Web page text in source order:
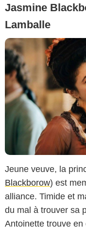
Jasmine
Lamballe
Jeune veuve, la
Blackborow) est
alliance. Timide et
du mal à trouver sa
Antoinette trouve
Copyright Caroline Dubois -